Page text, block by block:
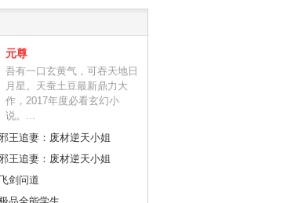
元尊
吾有一口玄黄气，可吞天地日
月星。天蚕土豆最新鼎力大
作，2017年度必看玄幻小
说。...
王追妻：废材逆天小姐
王追妻：废材逆天小姐
剑问道